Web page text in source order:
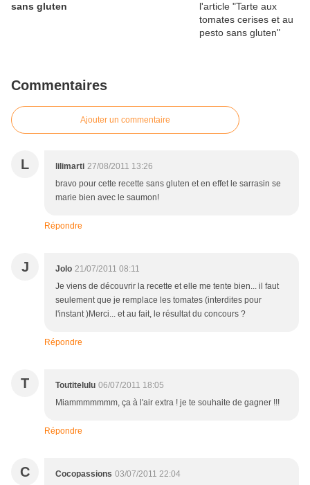
sans gluten
Commentaires
Ajouter un commentaire
L lilimarti 27/08/2011 13:26
bravo pour cette recette sans gluten et en effet le sarrasin se
marie bien avec le saumon!
Répondre
J Jolo 21/07/2011 08:11
Je viens de découvrir la recette et elle me tente bien... il faut
seulement que je remplace les tomates (interdites pour
l'instant )Merci... et au fait, le résultat du concours ?
Répondre
T Toutitelulu 06/07/2011 18:05
Miammmmmmm, ça à l'air extra ! je te souhaite de gagner !!!
Répondre
C Cocopassions 03/07/2011 22:04